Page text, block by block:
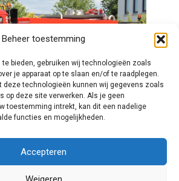
Beheer toestemming
bieden, gebruiken wij technologieën zoals
je apparaat op te slaan en/of te raadplegen.
deze technologieën kunnen wij gegevens zoals
op deze site verwerken. Als je geen
toestemming intrekt, kan dit een nadelige
functies en mogelijkheden.
Accepteren